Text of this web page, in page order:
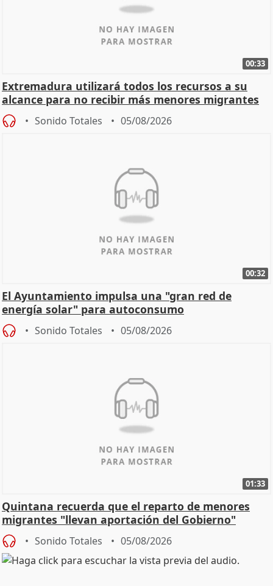
00:33
Extremadura utilizará todos los recursos a su
alcance para no recibir más menores migrantes
Sonido Totales 05/08/2026
00:32
El Ayuntamiento impulsa una "gran red de
energía solar" para autoconsumo
Sonido Totales 05/08/2026
01:33
Quintana recuerda que el reparto de menores
migrantes "llevan aportación del Gobierno"
central
Sonido Totales 05/08/2026